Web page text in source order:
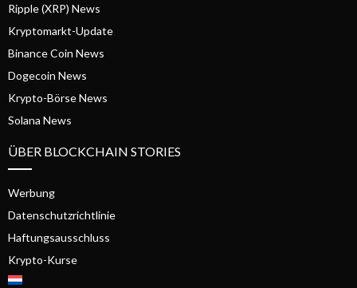
Ripple (XRP) News
Kryptomarkt-Update
Binance Coin News
Dogecoin News
Krypto-Börse News
Solana News
ÜBER BLOCKCHAIN STORIES
Werbung
Datenschutzrichtlinie
Haftungsausschluss
Krypto-Kurse